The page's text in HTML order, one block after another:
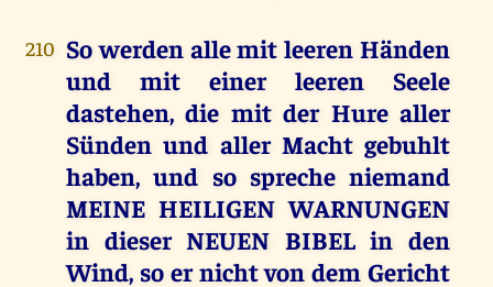
210 So werden alle mit leeren Händen
und mit einer leeren Seele
dastehen, die mit der Hure aller
Sünden und aller Macht gebuhlt
haben, und so spreche niemand
MEINE HEILIGEN WARNUNGEN
in dieser NEUEN BIBEL in den
Wind, so er nicht von dem Gericht